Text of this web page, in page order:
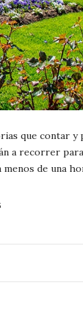
que contar y
a recorrer
de una